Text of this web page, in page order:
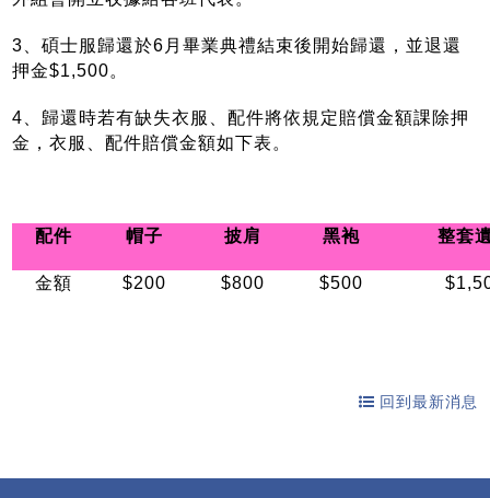
3、碩士服歸還於6月畢業典禮結束後開始歸還，並退還
押金$1,500。
4、歸還時若有缺失衣服、配件將依規定賠償金額課除押
金，衣服、配件賠償金額如下表。
配件 帽子 披肩 黑袍 整套
金額 $200 $800 $500
回到最新消息